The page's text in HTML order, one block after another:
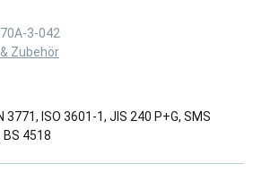
3-042
Zubehör
ISO 3601-1, JIS 240 P+G, SMS
BS 4518